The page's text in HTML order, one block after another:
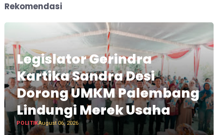
Rekomendasi
Legislator Gerindra
Kartika Sandra Desi
Dorong UMKM Palembang
Lindungi Merek Usaha
POLITIKAugust 06, 2026